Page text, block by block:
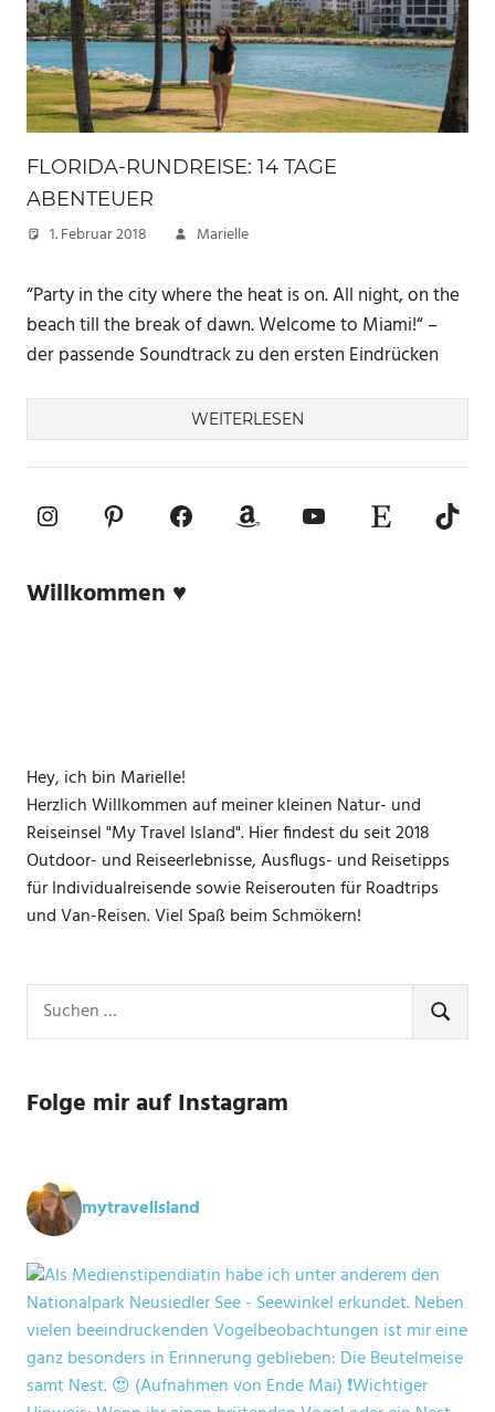
FLORIDA-RUNDREISE: 14 TAGE
ABENTEUER
1. Februar 2018 Marielle
“Party in the city where the heat is on. All night, on the
beach till the break of dawn. Welcome to Miami!“ –
der passende Soundtrack zu den ersten Eindrücken
WEITERLESEN
InstagramPinterestFacebookAmazonYouTube
Etsy-Shop
Willkommen ♥
Hey, ich bin Marielle!
Herzlich Willkommen auf meiner kleinen Natur- und
Reiseinsel "My Travel Island". Hier findest du seit 2018
Outdoor- und Reiseerlebnisse, Ausflugs- und Reisetipps
für Individualreisende sowie Reiserouten für Roadtrips
und Van-Reisen. Viel Spaß beim Schmökern!
nach:
SUCHEN
Folge mir auf Instagram
mytravelisland